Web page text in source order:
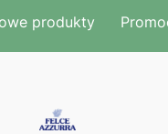
produkty